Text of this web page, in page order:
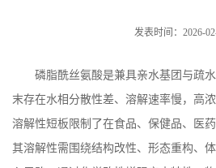
发表时间：2026-
磷脂酰丝氨酸是兼具亲水基团与疏
末存在水相分散性差、溶解速率慢，高
溶解性短板限制了在食品、保健品、医
其溶解性需围绕结构改性、形态重构、